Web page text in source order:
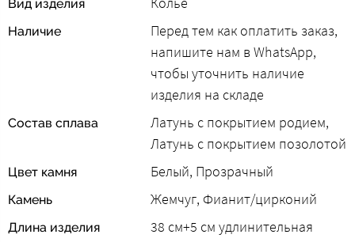
Вид изделия
Наличие
Перед тем как оплатить заказ,
напишите нам в WhatsApp,
чтобы уточнить наличие
изделия на складе
Состав сплава
Латунь с покрытием родием,
Латунь с покрытием позолотой
Цвет камня Белый, Прозрачный
Камень Жемчуг, Фианит/цирконий
Длина изделия
38 см+5 см удлинительная